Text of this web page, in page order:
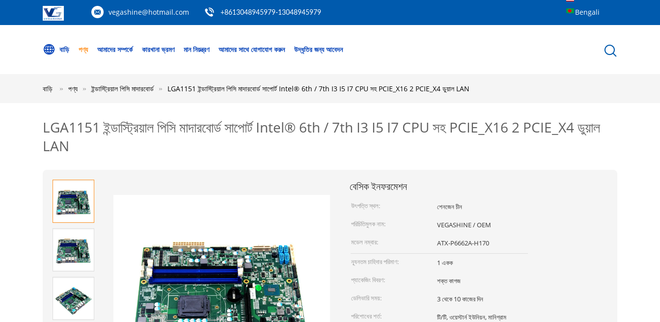
vegashine@hotmail.com +8613048945979-13048945979 Bengali
বাড়ি পণ্য আমাদের সম্পর্কে কারখানা ভ্রমণ মান নিয়ন্ত্রণ আমাদের সাথে যোগাযোগ করুন উদ্ধৃতির জন্য আবেদন
বাড়ি পণ্য ইন্ডাস্ট্রিয়াল পিসি মাদারবোর্ড LGA1151 ইন্ডাস্ট্রিয়াল পিসি মাদারবোর্ড সাপোর্ট Intel® 6th / 7th I3 I5 I7 CPU সহ PCIE_X16 2 PCIE_X4 ডুয়াল LAN
LGA1151 ইন্ডাস্ট্রিয়াল পিসি মাদারবোর্ড সাপোর্ট Intel® 6th / 7th I3 I5 I7 CPU সহ PCIE_X16 2 PCIE_X4 ডুয়াল
LAN
বেসিক ইনফরমেশন
উৎপত্তি স্থল:
শেনজেন চীন
পরিচিতিমুলক নাম:
VEGASHINE / OEM
মডেল নম্বার:
ATX-P6662A-H170
ন্যূনতম চাহিদার পরিমাণ:
1 একক
প্যাকেজিং বিবরণ:
শক্ত কাগজ
ডেলিভারি সময়:
3 থেকে 10 কাজের দিন
পরিশোধের শর্ত:
টি/টি, ওয়েস্টার্ন ইউনিয়ন, মানিগ্রাম